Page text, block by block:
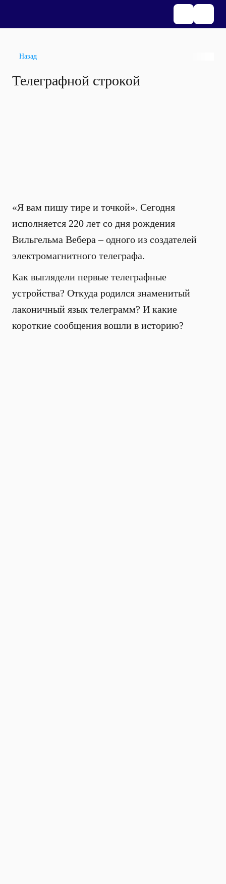
Назад
Телеграфной строкой
«Я вам пишу тире и точкой». Сегодня
исполняется 220 лет со дня рождения
Вильгельма Вебера – одного из создателей
электромагнитного телеграфа.
Как выглядели первые телеграфные
устройства? Откуда родился знаменитый
лаконичный язык телеграмм? И какие
короткие сообщения вошли в историю?